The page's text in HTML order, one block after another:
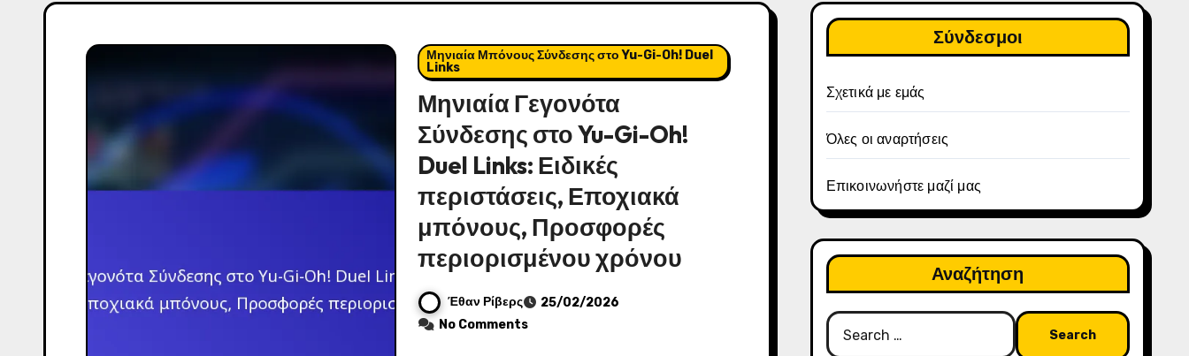
Μηνιαία Μπόνους Σύνδεσης στο Yu-Gi-Oh! Duel
Links
Μηνιαία Γεγονότα
Σύνδεσης στο Yu-Gi-Oh!
Duel Links: Ειδικές
περιστάσεις, Εποχιακά
μπόνους, Προσφορές
περιορισμένου χρόνου
Έθαν Ρίβερς
25/02/2026
No Comments
Σύνδεσμοι
Σχετικά με εμάς
Όλες οι αναρτήσεις
Επικοινωνήστε μαζί μας
Αναζήτηση
Search
for: